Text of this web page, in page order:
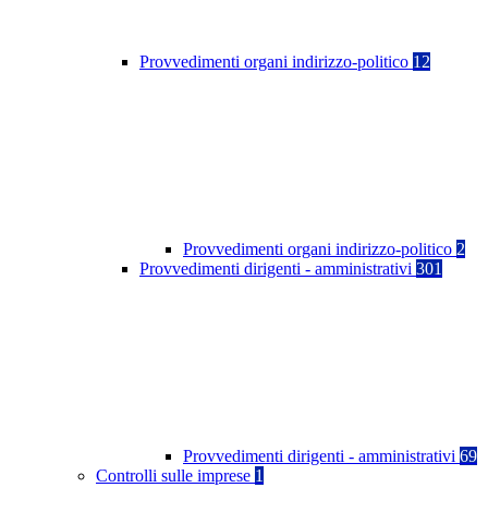
Provvedimenti organi indirizzo-politico 12
Provvedimenti organi indirizzo-politico 2
Provvedimenti dirigenti - amministrativi 301
Provvedimenti dirigenti - amministrativi 69
Controlli sulle imprese 1